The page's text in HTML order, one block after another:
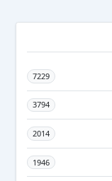
7229
3794
2014
1946